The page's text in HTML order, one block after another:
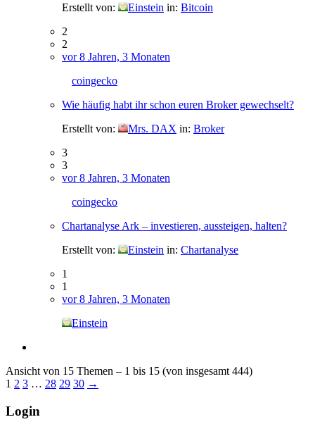
Erstellt von:
Einstein in: Bitcoin
2
2
vor 8 Jahren, 3 Monaten
coingecko
Wie häufig habt ihr schon euren Broker gewechselt?
Erstellt von:
Mrs. DAX in: Broker
3
3
vor 8 Jahren, 3 Monaten
coingecko
Chartanalyse Ark – investieren, aussteigen, halten?
Erstellt von:
Einstein in: Chartanalyse
1
1
vor 8 Jahren, 3 Monaten
Einstein
Ansicht von 15 Themen – 1 bis 15 (von insgesamt 444)
1 2 3 … 28 29 30 →
Login